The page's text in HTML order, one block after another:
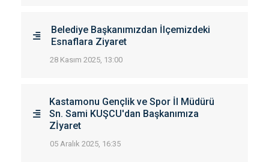
Belediye Başkanımızdan İlçemizdeki
Esnaflara Ziyaret
28 Kasım 2025, 13:00
Kastamonu Gençlik ve Spor İl Müdürü
Sn. Sami KUŞCU'dan Başkanımıza
Zİyaret
05 Aralık 2025, 16:35